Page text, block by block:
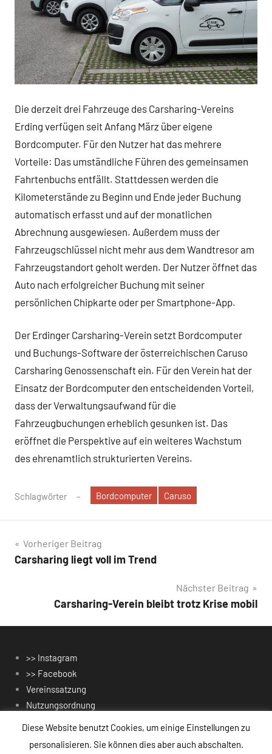
Die derzeit drei Fahrzeuge des Carsharing-Vereins
Erding verfügen seit Anfang März über eigene
Bordcomputer. Für den Nutzer hat das mehrere
Vorteile: Das umständliche Führen des gemeinsamen
Fahrtenbuchs entfällt. Stattdessen werden die
Kilometerstände zu Beginn und Ende jeder Buchung
automatisch erfasst und auf der monatlichen
Abrechnung ausgewiesen. Außerdem muss der
Fahrzeugschlüssel nicht mehr aus dem Wandtresor am
Fahrzeugstandort geholt werden. Der Nutzer öffnet das
Auto nach erfolgreicher Buchung mit seiner
persönlichen Chipkarte oder per Smartphone-App.
Der Erdinger Carsharing-Verein setzt Bordcomputer
und Buchungs-Software der österreichischen Caruso
Carsharing Genossenschaft ein. Für den Verein hat der
Einsatz der Bordcomputer den entscheidenden Vorteil,
dass der Verwaltungsaufwand für die
Fahrzeugbuchungen erheblich gesunken ist. Das
eröffnet die Perspektive auf ein weiteres Wachstum
des ehrenamtlich strukturierten Vereins.
Schlagwörter Bordcomputer Caruso
Beitragsnavigation
Vorheriger Beitrag
Carsharing liegt voll im Trend
Nächster Beitrag
Carsharing-Verein bleibt trotz Krise mobil
>> Instagram
>> Facebook
Vereinssatzung
Nutzungsordnung
Diese Website benutzt Cookies, um einige Einstellungen zu
personalisieren. Sie können dies aber auch abschalten.